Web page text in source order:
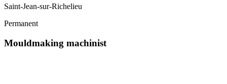
Saint-Jean-sur-Richelieu
Permanent
Mouldmaking machinist